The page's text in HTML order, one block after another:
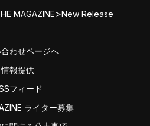
MAGAZINE>New Release
わせページへ
情報提供
フィード
ライター募集